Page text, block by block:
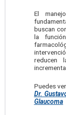
El
buscan
la
reducen
Puedes
Dr.
Glaucoma